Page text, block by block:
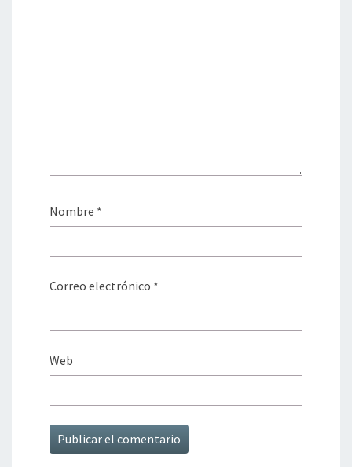
Nombre *
Correo electrónico *
Web